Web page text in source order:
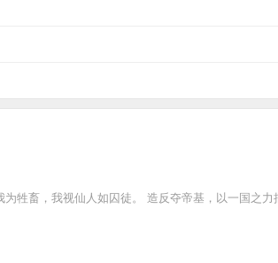
牲畜，我视仙人如囚徒。 造反夺帝基，以一国之